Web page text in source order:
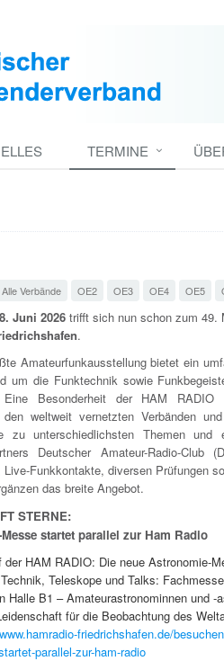
TERMINE
Alle Verbände OE2 OE3 OE4 OE5
Juni 2026trifft sich nun schon zum 49.
.
Amateurfunkausstellung bietet ein
um die Funktechnik sowie
Eine Besonderheit der HAM
den weltweit vernetzten Verbänden
zu unterschiedlichsten Themen und
Deutscher Amateur-Radio-
Live-Funkkontakte, diversen Prüfungen
das breite Angebot.
STERNE:
startet parallel zur Ham Radio
der HAM RADIO: Die neue Astronomie-
Teleskope und Talks:
Halle B1 – Amateurastronominnen und
für die Beobachtung des
friedrichshafen.de/
parallel-zur-ham-radio